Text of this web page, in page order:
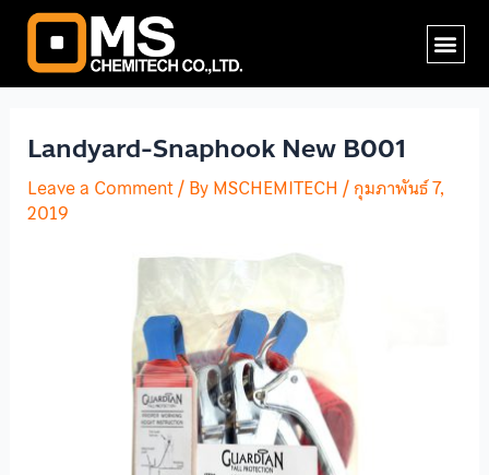
Skip
content
Landyard-Snaphook New B001
Leave a Comment/ ByMSCHEMITECH /กุมภาพันธ์ 7,
2019
Post
navigation